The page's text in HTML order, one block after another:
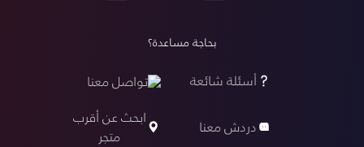
بحاجة مساعدة؟
أسئلة شائعة
تواصل معنا
دردش معنا
ابحث عن أقرب
متجر